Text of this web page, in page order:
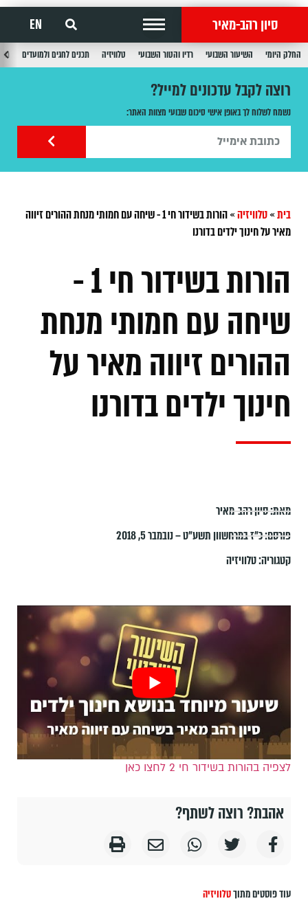
סיון רהב-מאיר EN
החלק היומי השיעור השבועי רדיו והטור השבועי טלוויזיה תכנים לחגים ולמועדים
רוצה לקבל עדכונים למייל?
נשמח לשלוח לך באופן אישי סיכום שבועי מצוות האתר:
בית»טלוויזיה»
הורות בשידור חי 1 - שיחה עם חמותי מנחת ההורים זיווה
מאיר על חינוך ילדים בדורנו
הורות בשידור חי 1 -
שיחה עם חמותי מנחת
ההורים זיווה מאיר על
חינוך ילדים בדורנו
מאת:סיון רהב-מאיר
פורסם:כ״ז במרחשוון תשע״ט – נובמבר 5, 2018
קטגוריה:טלוויזיה
לצפיה בהורות בשידור חי 2 לחצו כאן
אהבת? רוצה לשתף?
עוד פוסטים מתוךטלוויזיה